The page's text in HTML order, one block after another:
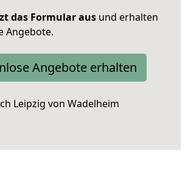
das Formular aus und erhalten
Angebote.
Angebote erhalten